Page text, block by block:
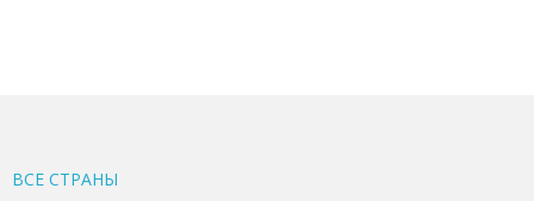
ВСЕ CТРАНЫ